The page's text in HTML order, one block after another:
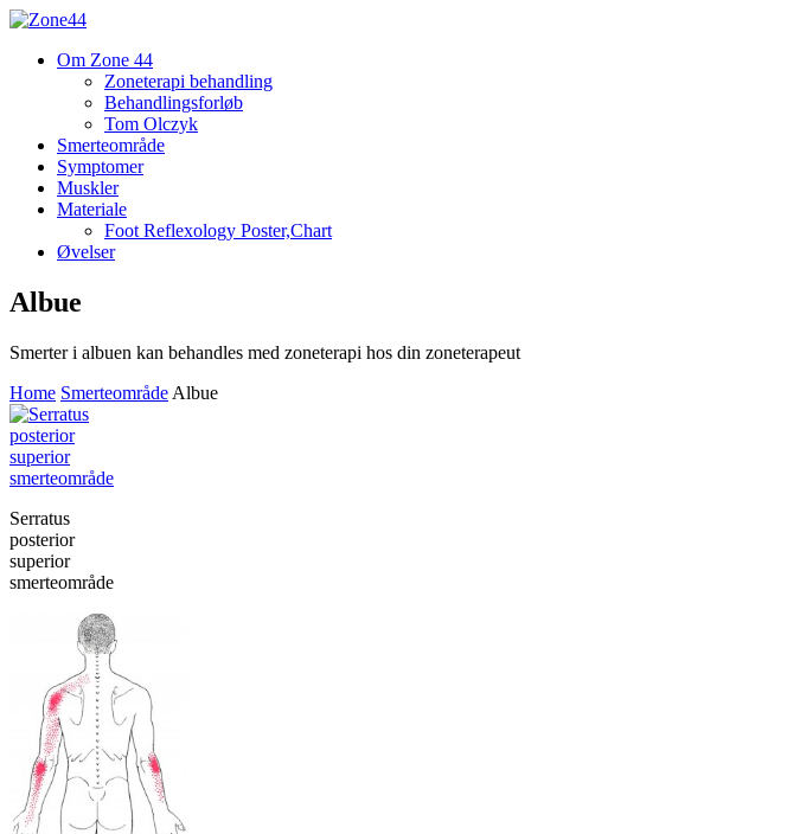
Om Zone 44
Zoneterapi behandling
Behandlingsforløb
Tom Olczyk
Smerteområde
Symptomer
Muskler
Materiale
Foot Reflexology Poster,Chart
Øvelser
Albue
Smerter i albuen kan behandles med zoneterapi hos din zoneterapeut
Home Smerteområde Albue
Serratus
posterior
superior
smerteområde